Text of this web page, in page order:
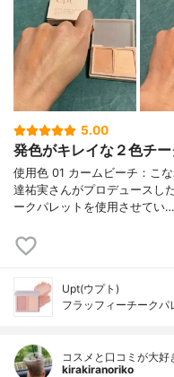
5.00
発色がキレイな２色チ
使用色 01 カームビーチ：こ
達祐実さんがプロデュースし
ークパレットを使用させてい…
Upt(ウプト)
フラッフィーチークパ
コスメと口コミが大好
kirakiranoriko